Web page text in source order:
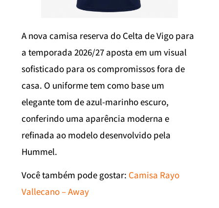
A nova camisa reserva do Celta de Vigo para
a temporada 2026/27 aposta em um visual
sofisticado para os compromissos fora de
casa. O uniforme tem como base um
elegante tom de azul-marinho escuro,
conferindo uma aparência moderna e
refinada ao modelo desenvolvido pela
Hummel.
Você também pode gostar: Camisa Rayo
Vallecano – Away